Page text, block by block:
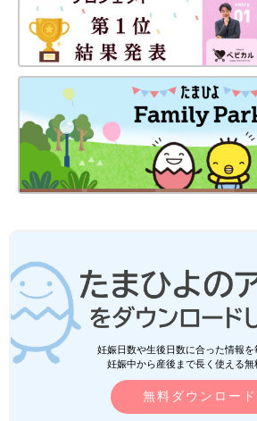
妊娠日数や生後日数に合った情報を
妊娠中から産後まで長く使える無
無料ダウンロード